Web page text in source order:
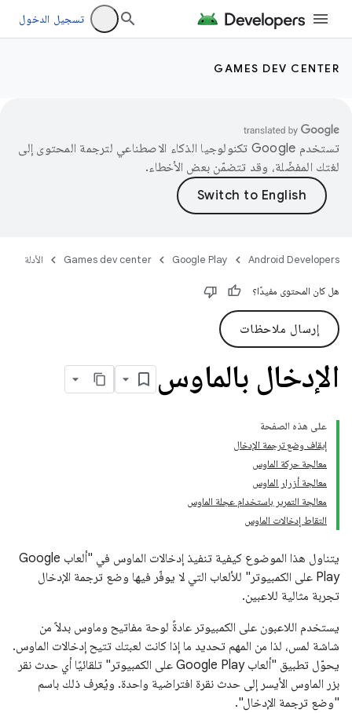
تسجيل الدخول
GAMES DEV CENTER
تستخدم Google تكنولوجيا الذكاء الاصطناعي لترجمة المحتوى إلى
لغتك المفضّلة، وقد تتضمّن بعض الأخطاء.
Android Developers
Google Play
Games dev center الأدلة
هل كان المحتوى مفيدًا؟
إرسال ملاحظات
الإدخال بالماوس
على هذه الصفحة
إيقاف وضع ترجمة الإدخال
معالجة حركة الماوس
معالجة أزرار الماوس
معالجة التمرير باستخدام عجلة الماوس
التقاط إدخالات الماوس
يتناول هذا الموضوع كيفية تنفيذ إدخالات الماوس في "ألعاب Google
Play على الكمبيوتر" للألعاب التي لا يوفّر فيها وضع ترجمة الإدخال
تجربة مثالية للاعبين.
يستخدم اللاعبون على الكمبيوتر عادةً لوحة مفاتيح وماوس بدلاً من
شاشة لمس، لذا من المهم تحديد ما إذا كانت لعبتك تتيح إدخالات الماوس.
يحوّل تطبيق "ألعاب Google Play على الكمبيوتر" تلقائيًا أي حدث نقر
بزر الماوس الأيسر إلى حدث نقرة افتراضية واحدة. ويُعرف ذلك باسم
"وضع ترجمة الإدخال".